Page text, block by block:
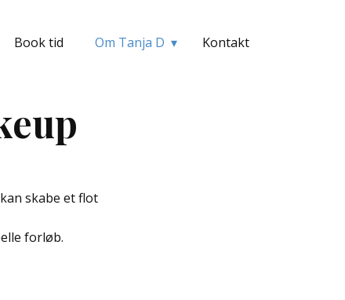
Book tid Om Tanja D Kontakt
skabe et flot
forløb​.